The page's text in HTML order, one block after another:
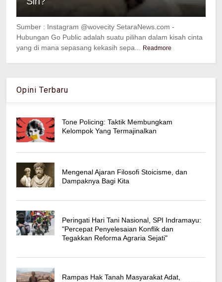
Sumber : Instagram @wovecity SetaraNews.com -
Hubungan Go Public adalah suatu pilihan dalam kisah cinta
yang di mana sepasang kekasih sepa...
Readmore
Opini Terbaru
Tone Policing: Taktik Membungkam
Kelompok Yang Termajinalkan
Mengenal Ajaran Filosofi Stoicisme, dan
Dampaknya Bagi Kita
Peringati Hari Tani Nasional, SPI Indramayu:
"Percepat Penyelesaian Konflik dan
Tegakkan Reforma Agraria Sejati"
Rampas Hak Tanah Masyarakat Adat,